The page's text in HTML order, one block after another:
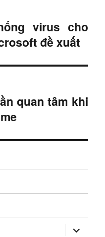
virus cho
đề xuất
quan tâm khi
mở